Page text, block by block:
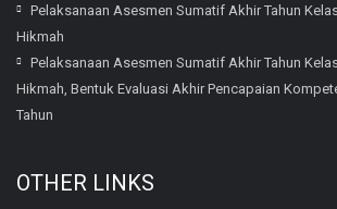
Pelaksanaan Asesmen Sumatif Akhir Tahun
Hikmah
Pelaksanaan Asesmen Sumatif Akhir Tahun
Hikmah, Bentuk Evaluasi Akhir Pencapaian
Tahun
OTHER LINKS